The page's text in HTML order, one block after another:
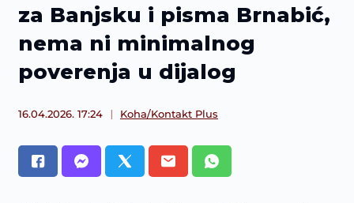
za Banjsku i pisma Brnabić,
nema ni minimalnog
poverenja u dijalog
16.04.2026. 17:24 Koha/Kontakt Plus